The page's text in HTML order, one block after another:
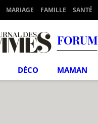
MARIAGE FAMILLE SANTÉ
FORUM
DÉCO MAMAN